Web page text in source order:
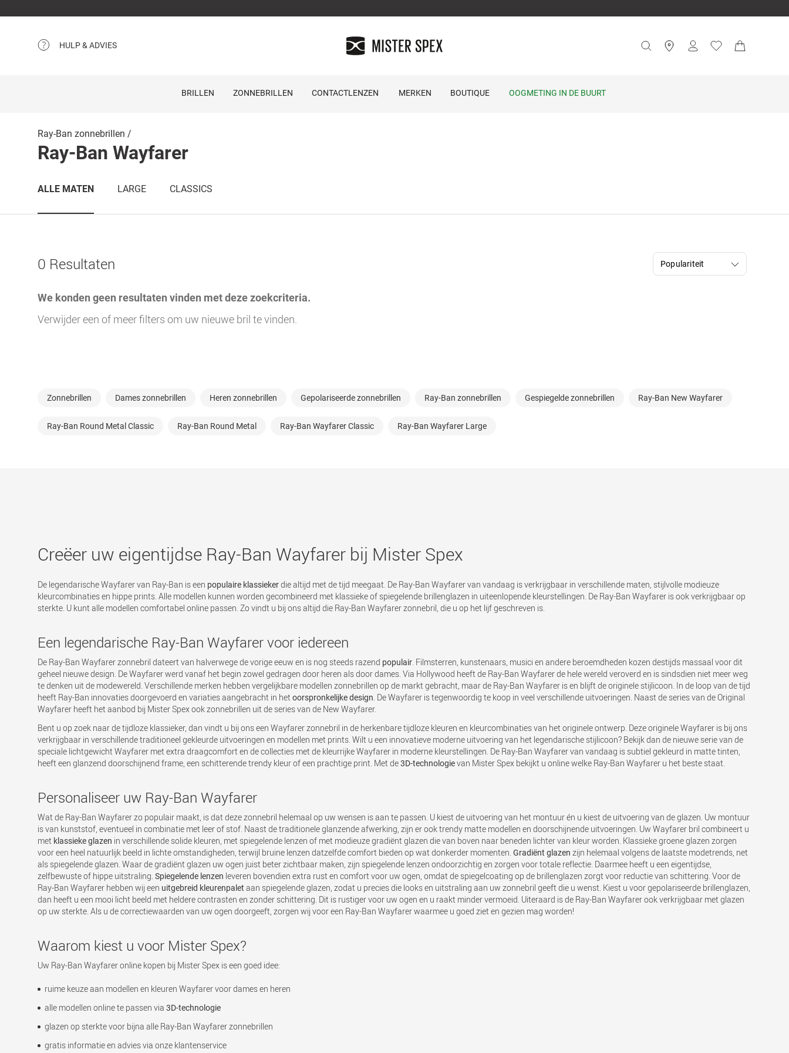
HULP & ADVIES
BRILLEN ZONNEBRILLEN CONTACTLENZEN MERKEN BOUTIQUE OOGMETING IN DE BUURT
Ray-Ban zonnebrillen
Ray-Ban Wayfarer
ALLE MATEN LARGE CLASSICS
0 Resultaten
We konden geen resultaten vinden met deze zoekcriteria.
Verwijder een of meer filters om uw nieuwe bril te vinden.
Zonnebrillen Dames zonnebrillen Heren zonnebrillen Gepolariseerde zonnebrillen Ray-Ban zonnebrillen Gespiegelde zonnebrillen Ray-Ban New Wayfarer
Ray-Ban Round Metal Classic Ray-Ban Round Metal Ray-Ban Wayfarer Classic Ray-Ban Wayfarer Large
Creëer uw eigentijdse Ray-Ban Wayfarer bij Mister Spex
De legendarische Wayfarer van Ray-Ban is een populaire klassiekerdie altijd met de tijd meegaat. De Ray-Ban Wayfarer van vandaag is verkrijgbaar in verschillende maten, stijlvolle modieuze
kleurcombinaties en hippe prints. Alle modellen kunnen worden gecombineerd met klassieke of spiegelende brillenglazen in uiteenlopende kleurstellingen. De Ray-Ban Wayfarer is ook verkrijgbaar op
sterkte. U kunt alle modellen comfortabel online passen. Zo vindt u bij ons altijd die Ray-Ban Wayfarer zonnebril, die u op het lijf geschreven is.
Een legendarische Ray-Ban Wayfarer voor iedereen
De Ray-Ban Wayfarer zonnebril dateert van halverwege de vorige eeuw en is nog steeds razend populair. Filmsterren, kunstenaars, musici en andere beroemdheden kozen destijds massaal voor dit
geheel nieuwe design. De Wayfarer werd vanaf het begin zowel gedragen door heren als door dames. Via Hollywood heeft de Ray-Ban Wayfarer de hele wereld veroverd en is sindsdien niet meer weg
te denken uit de modewereld. Verschillende merken hebben vergelijkbare modellen zonnebrillen op de markt gebracht, maar de Ray-Ban Wayfarer is en blijft de originele stijlicoon. In de loop van de tijd
heeft Ray-Ban innovaties doorgevoerd en variaties aangebracht in hetoorspronkelijke design. De Wayfarer is tegenwoordig te koop in veel verschillende uitvoeringen. Naast de series van de Original
Wayfarer heeft het aanbod bij Mister Spex ook zonnebrillen uit de series van de New Wayfarer.
Bent u op zoek naar de tijdloze klassieker, dan vindt u bij ons een Wayfarer zonnebril in de herkenbare tijdloze kleuren en kleurcombinaties van het originele ontwerp. Deze originele Wayfarer is bij ons
verkrijgbaar in verschillende traditioneel gekleurde uitvoeringen en modellen met prints. Wilt u een innovatieve moderne uitvoering van het legendarische stijlicoon? Bekijk dan de nieuwe serie van de
speciale lichtgewicht Wayfarer met extra draagcomfort en de collecties met de kleurrijke Wayfarer in moderne kleurstellingen. De Ray-Ban Wayfarer van vandaag is subtiel gekleurd in matte tinten,
heeft een glanzend doorschijnend frame, een schitterende trendy kleur of een prachtige print. Met de3D-technologievan Mister Spex bekijkt u online welke Ray-Ban Wayfarer u het beste staat.
Personaliseer uw Ray-Ban Wayfarer
Wat de Ray-Ban Wayfarer zo populair maakt, is dat deze zonnebril helemaal op uw wensen is aan te passen. U kiest de uitvoering van het montuur én u kiest de uitvoering van de glazen. Uw montuur
is van kunststof, eventueel in combinatie met leer of stof. Naast de traditionele glanzende afwerking, zijn er ook trendy matte modellen en doorschijnende uitvoeringen. Uw Wayfarer bril combineert u
met klassieke glazen in verschillende solide kleuren, met spiegelende lenzen of met modieuze gradiënt glazen die van boven naar beneden lichter van kleur worden. Klassieke groene glazen zorgen
voor een heel natuurlijk beeld in lichte omstandigheden, terwijl bruine lenzen datzelfde comfort bieden op wat donkerder momenten. Gradiënt glazen zijn helemaal volgens de laatste modetrends, net
als spiegelende glazen. Waar de gradiënt glazen uw ogen juist beter zichtbaar maken, zijn spiegelende lenzen ondoorzichtig en zorgen voor totale reflectie. Daarmee heeft u een eigentijdse,
zelfbewuste of hippe uitstraling. Spiegelende lenzen leveren bovendien extra rust en comfort voor uw ogen, omdat de spiegelcoating op de brillenglazen zorgt voor reductie van schittering. Voor de
Ray-Ban Wayfarer hebben wij een uitgebreid kleurenpalet aan spiegelende glazen, zodat u precies die looks en uitstraling aan uw zonnebril geeft die u wenst. Kiest u voor gepolariseerde brillenglazen,
dan heeft u een mooi licht beeld met heldere contrasten en zonder schittering. Dit is rustiger voor uw ogen en u raakt minder vermoeid. Uiteraard is de Ray-Ban Wayfarer ook verkrijgbaar met glazen
op uw sterkte. Als u de correctiewaarden van uw ogen doorgeeft, zorgen wij voor een Ray-Ban Wayfarer waarmee u goed ziet en gezien mag worden!
Waarom kiest u voor Mister Spex?
Uw Ray-Ban Wayfarer online kopen bij Mister Spex is een goed idee:
ruime keuze aan modellen en kleuren Wayfarer voor dames en heren
alle modellen online te passen via 3D-technologie
glazen op sterkte voor bijna alle Ray-Ban Wayfarer zonnebrillen
gratis informatie en advies via onze klantenservice